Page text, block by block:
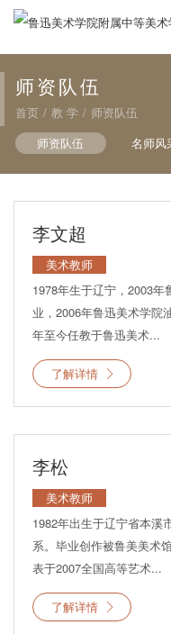
师资队伍
首页 / 教 学 / 师资队伍
师资队伍
名师风
李文超
美术教师
1978年生于辽宁，2003
业，2006年鲁迅美术学院
年至今任教于鲁迅美术...
了解详情
李松
美术教师
1982年出生于辽宁省本溪
系。毕业创作被鲁美美术
表于2007全国高等艺术...
了解详情